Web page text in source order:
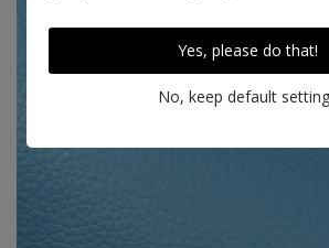
Taurillon leather,
Yes, please do that!
No, keep default